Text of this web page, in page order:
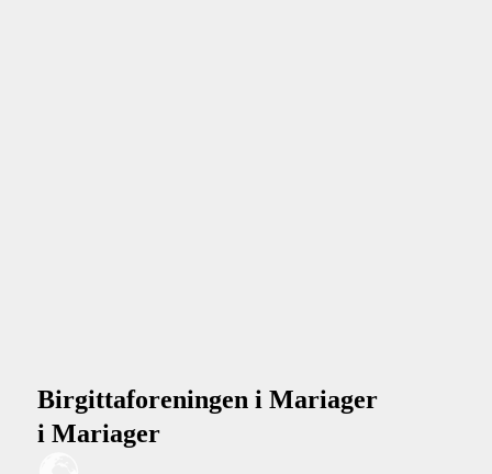
Birgittaforeningen i Mariager
i Mariager